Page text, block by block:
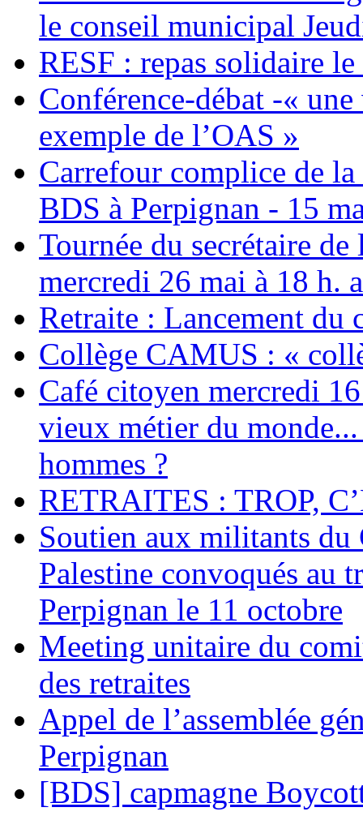
le conseil municipal
RESF : repas solidaire
Conférence-débat -«
exemple de l’OAS »
Carrefour complice de
BDS à Perpignan - 15
Tournée du secrétaire
mercredi 26 mai à 18 h.
Retraite : Lancement du
Collège CAMUS : «
Café citoyen mercredi
vieux métier du
hommes ?
RETRAITES : TROP,
Soutien aux militants
Palestine convoqués au
Perpignan le 11 octobre
Meeting unitaire du
des retraites
Appel de l’assemblée
Perpignan
[BDS] capmagne